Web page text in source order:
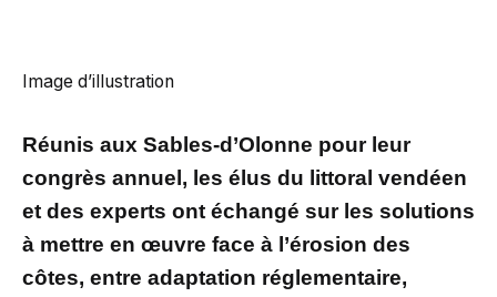
Image d’illustration
Réunis aux Sables-d’Olonne pour leur
congrès annuel, les élus du littoral vendéen
et des experts ont échangé sur les solutions
à mettre en œuvre face à l’érosion des
côtes, entre adaptation réglementaire,